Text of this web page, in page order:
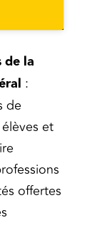
de la
:
de
et
offertes